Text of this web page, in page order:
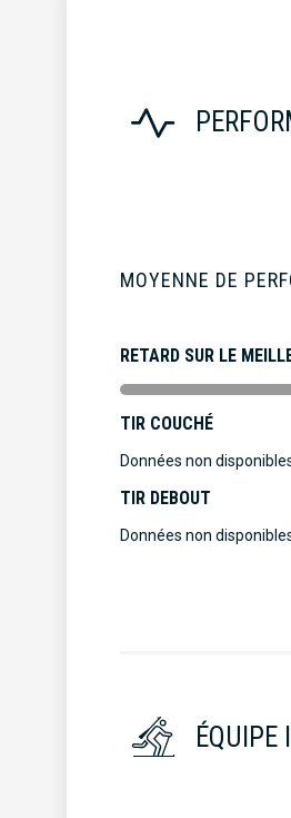
MOYENNE DE
RETARD SUR LE
TIR COUCHÉ
Données non
TIR DEBOUT
Données non